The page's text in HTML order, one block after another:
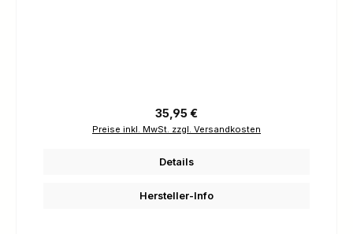
Regulärer Preis:
35,95 €
Preise inkl. MwSt. zzgl. Versandkosten
Details
Hersteller-Info